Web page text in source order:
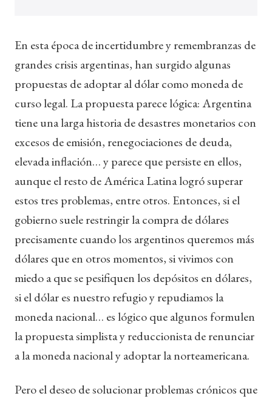
En esta época de incertidumbre y remembranzas de
grandes crisis argentinas, han surgido algunas
propuestas de adoptar al dólar como moneda de
curso legal. La propuesta parece lógica: Argentina
tiene una larga historia de desastres monetarios con
excesos de emisión, renegociaciones de deuda,
elevada inflación… y parece que persiste en ellos,
aunque el resto de América Latina logró superar
estos tres problemas, entre otros. Entonces, si el
gobierno suele restringir la compra de dólares
precisamente cuando los argentinos queremos más
dólares que en otros momentos, si vivimos con
miedo a que se pesifiquen los depósitos en dólares,
si el dólar es nuestro refugio y repudiamos la
moneda nacional… es lógico que algunos formulen
la propuesta simplista y reduccionista de renunciar
a la moneda nacional y adoptar la norteamericana.
Pero el deseo de solucionar problemas crónicos que